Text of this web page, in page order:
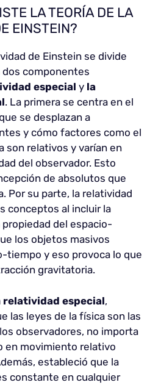
LA TEORÍA DE LA
EINSTEIN?
de Einstein se divide
componentes
especial y la
. La primera se centra en el
se desplazan a
y cómo factores como el
son relativos y varían en
del observador. Esto
de absolutos que
Por su parte, la relatividad
conceptos al incluir la
del espacio-
los objetos masivos
tiempo y eso provoca lo que
gravitatoria.
relatividad especial,
las leyes de la física son las
observadores, no importa
en movimiento relativo
estableció que la
constante en cualquier